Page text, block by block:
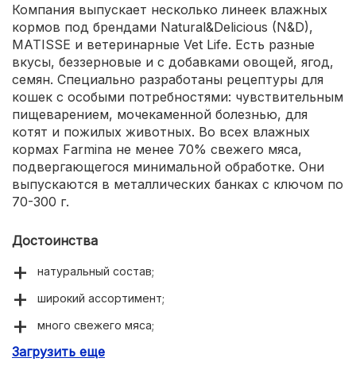
Компания выпускает несколько линеек влажных
кормов под брендами Natural&Delicious (N&D),
MATISSE и ветеринарные Vet Life. Есть разные
вкусы, беззерновые и с добавками овощей, ягод,
семян. Специально разработаны рецептуры для
кошек с особыми потребностями: чувствительным
пищеварением, мочекаменной болезнью, для
котят и пожилых животных. Во всех влажных
кормах Farmina не менее 70% свежего мяса,
подвергающегося минимальной обработке. Они
выпускаются в металлических банках с ключом по
70-300 г.
Достоинства
натуральный состав;
широкий ассортимент;
много свежего мяса;
естественный вкус и аромат;
Загрузить еще